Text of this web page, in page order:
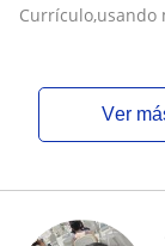
Currículo,usando
ver